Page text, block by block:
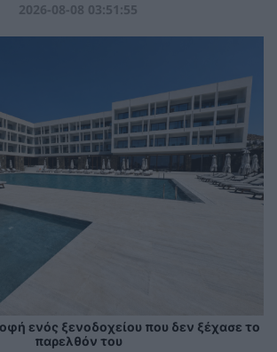
2026-08-08 03:51:55
ενός ξενοδοχείου που δεν ξέχασε το
παρελθόν του